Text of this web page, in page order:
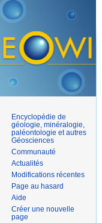
Encyclopédie de
géologie, minéralogie,
paléontologie et autres
Géosciences
Communauté
Actualités
Modifications récentes
Page au hasard
Aide
Créer une nouvelle
page